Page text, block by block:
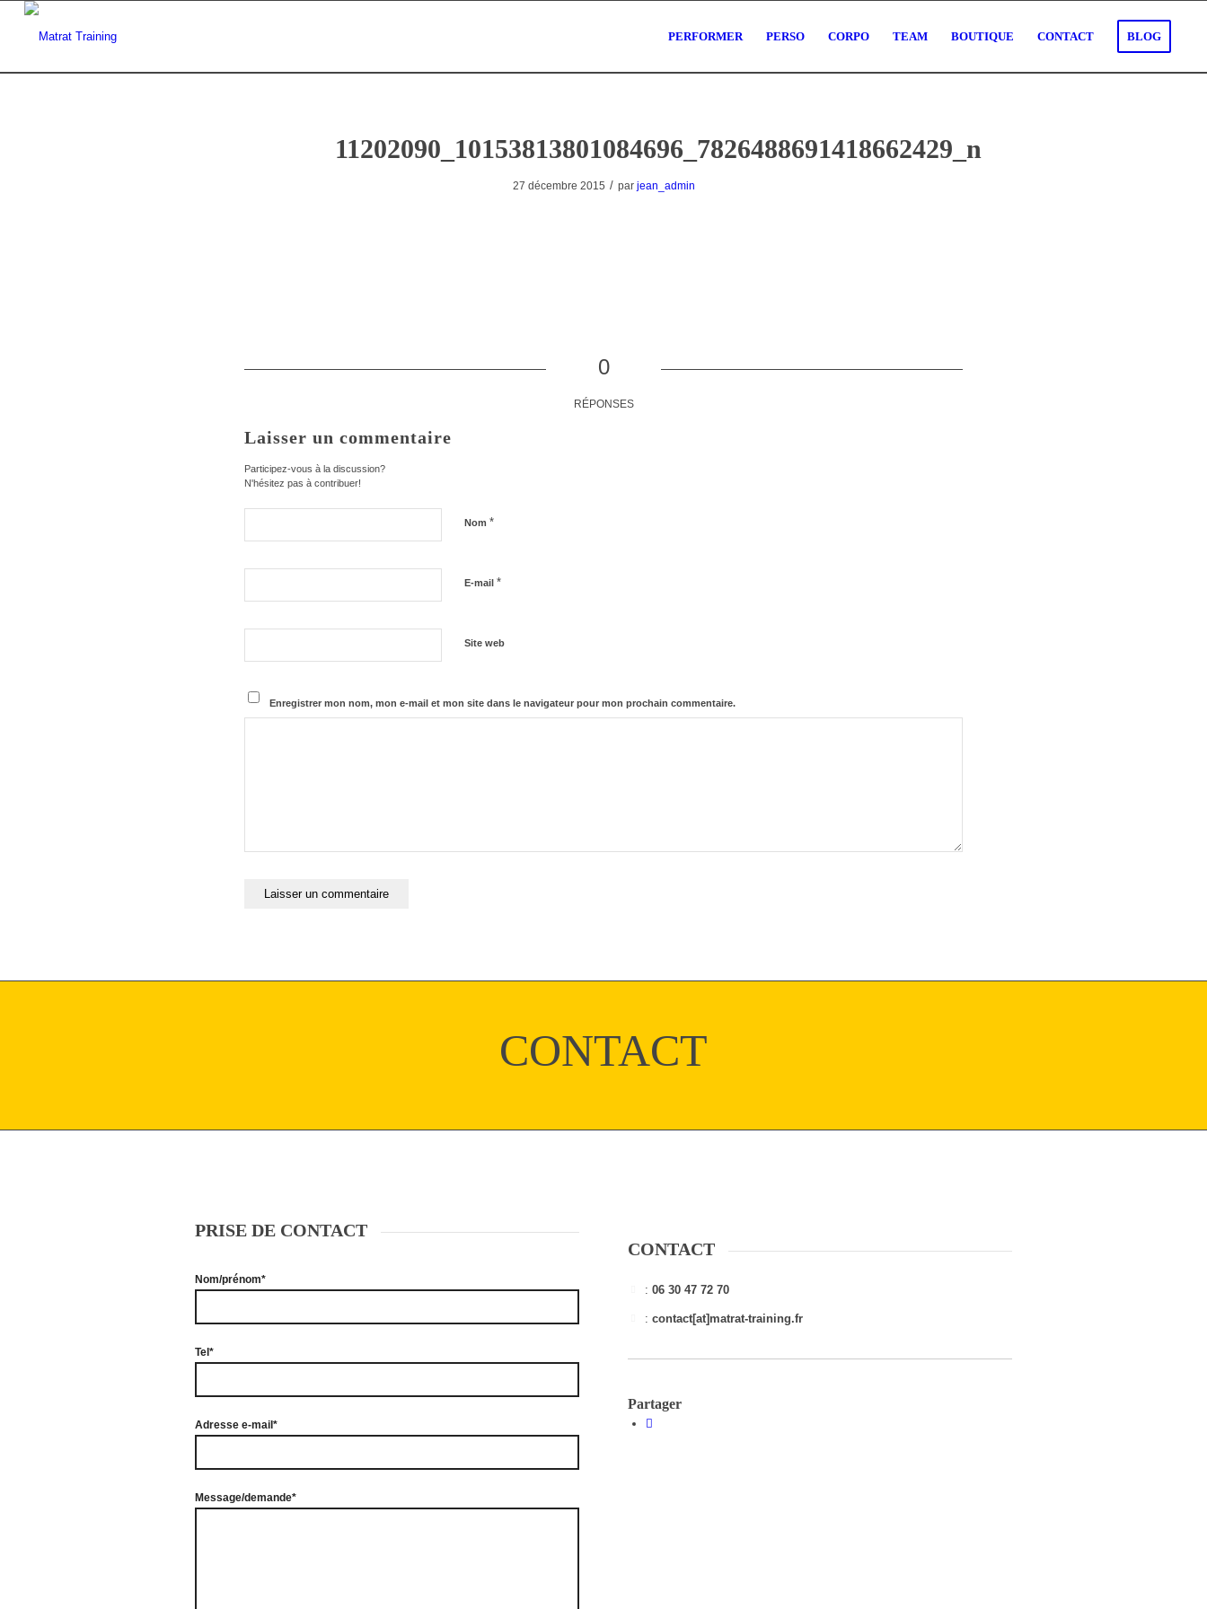
PERFORMER PERSO CORPO TEAM BOUTIQUE CONTACT BLOG
11202090_10153813801084696_7826488691418662429_n
27 décembre 2015 / par jean_admin
0
RÉPONSES
Laisser un commentaire
Participez-vous à la discussion?
N'hésitez pas à contribuer!
Nom *
E-mail *
Site web
Enregistrer mon nom, mon e-mail et mon site dans le navigateur pour mon prochain commentaire.
CONTACT
PRISE DE CONTACT
Nom/prénom*
Tel*
Adresse e-mail*
Message/demande*
CONTACT
: 06 30 47 72 70
: contact[at]matrat-training.fr
Partager